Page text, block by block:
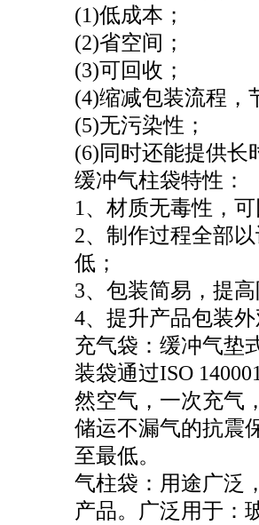
(1)低成本；
(2)省空间；
(3)可回收；
(4)缩减包装流程
(5)无污染性；
(6)同时还能提供长
缓冲气柱袋特性：
1、材质无毒性，
2、制作过程全部
低；
3、包装简易，提
4、提升产品包装
充气袋：缓冲气垫
装袋通过ISO
然空气，一次充气
储运不漏气的抗震
至最低。
气柱袋：用途广泛
产品。广泛用于：